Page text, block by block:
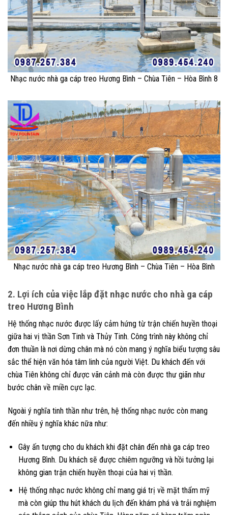
Nhạc nước nhà ga cáp treo Hương Bình – Chùa Tiên – Hòa Bình 8
Nhạc nước nhà ga cáp treo Hương Bình – Chùa Tiên – Hòa Bình
2. Lợi ích của việc lắp đặt nhạc nước cho nhà ga cáp
treo Hương Bình
Hệ thống nhạc nước được lấy cảm hứng từ trận chiến huyền thoại
giữa hai vị thần Sơn Tinh và Thủy Tinh. Công trình này không chỉ
đơn thuần là nơi dừng chân mà nó còn mang ý nghĩa biểu tượng sâu
sắc thể hiện văn hóa tâm linh của người Việt. Du khách đến với
chùa Tiên không chỉ được vãn cảnh mà còn được thư giãn như
bước chân về miền cực lạc.
Ngoài ý nghĩa tinh thần như trên, hệ thống nhạc nước còn mang
đến nhiều ý nghĩa khác nữa như:
Gây ấn tượng cho du khách khi đặt chân đến nhà ga cáp treo
Hương Bình. Du khách sẽ được chiêm ngưỡng và hồi tưởng lại
không gian trận chiến huyền thoại của hai vị thần.
Hệ thống nhạc nước không chỉ mang giá trị về mặt thẩm mỹ
mà còn giúp thu hút khách du lịch đến khám phá và trải nghiệm